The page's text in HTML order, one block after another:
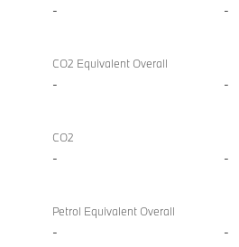
- -
CO2 Equivalent Overall
- -
CO2
- -
Petrol Equivalent Overall
- -